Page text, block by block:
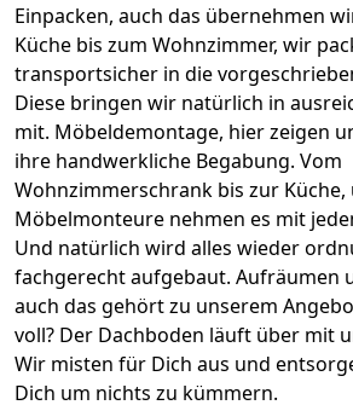
Einpacken, auch das übernehmen
Küche bis zum Wohnzimmer, wir
transportsicher in die
Diese bringen wir natürlich in
mit. Möbeldemontage, hier zeigen
ihre handwerkliche Begabung. Vom
Wohnzimmerschrank bis zur Küche,
Möbelmonteure nehmen es mit
Und natürlich wird alles wieder
fachgerecht aufgebaut. Aufräumen
auch das gehört zu unserem
voll? Der Dachboden läuft über mit
Wir misten für Dich aus und
Dich um nichts zu kümmern.